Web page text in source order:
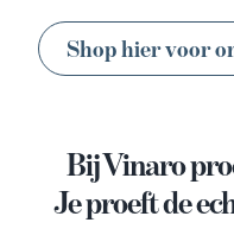
Shop hier voor
Bij Vinaro
Je proeft de